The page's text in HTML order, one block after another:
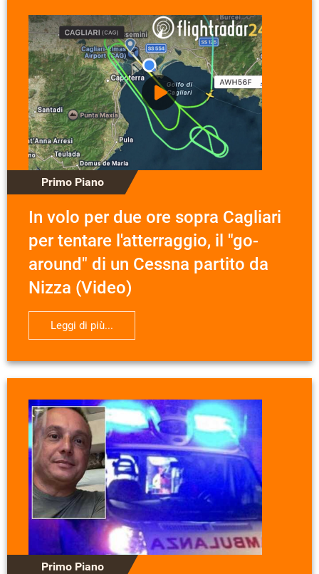
Primo Piano
In volo per due ore sopra Cagliari
per tentare l'atterraggio, il "go-
around" di un Cessna partito da
Nizza (Video)
Leggi di più...
Primo Piano